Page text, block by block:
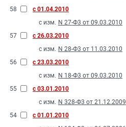
58
с 01.04.2010
с изм. N 27-Ф3 от 09.03.2010
57
с 26.03.2010
с изм. N 28-Ф3 от 11.03.2010
56
с 23.03.2010
с изм. N 18-Ф3 от 09.03.2010
55
с 03.01.2010
с изм. N 328-Ф3 от 21.12.2009
54
с 01.01.2010